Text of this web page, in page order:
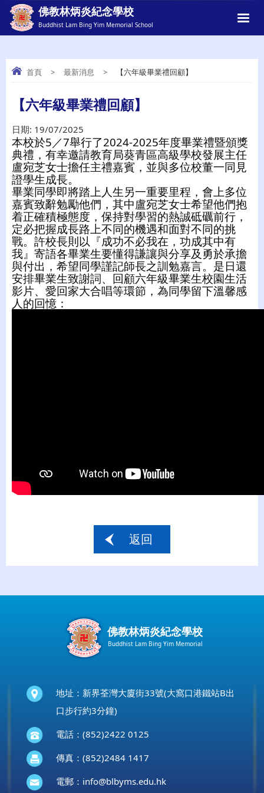
佛教林炳炎紀念學校
Buddhist Lam Bing Yim Memorial School
【六年級畢業禮回顧】
首頁 > 最新消息 > 【六年級畢業禮回顧】
【六年級畢業禮回顧】
日期: 19/07/2025
本校於5／7舉行了2024-2025年度畢業禮暨頒獎
典禮，有幸邀請教育局葵青區高級學校發展主任
盧宛芝女士擔任主禮嘉賓，並與多位校董一同見
證學生成長。
畢業同學即將踏上人生另一重要里程，會上多位
嘉賓致辭勉勵他們，其中盧宛芝女士希望他們抱
着正確積極態度，保持對學習的熱誠砥礪前行，
定必把握成長路上不同的機遇和面對不同的挑
戰。許校長則以『成功不必我在，功成其中有
我』寄語各畢業生要懂得謙讓與分享及勇於承擔
與付出，希望同學謹記師長之訓勉嘉言。是日還
安排畢業生致謝詞、回顧六年級畢業生校園生活
影片、愛回家大合唱等環節，為同學留下溫馨感
人的回憶：
返回
佛教林炳炎紀念學校
Buddhist Lam Bing Yim Memorial
地址：新界荃灣大廈街33號(大窩口港鐵站B出
口步行約3分鐘)
電話：(852)2422 0125
傳真：(852)2484 1417
電郵： info@blbyms.edu.hk